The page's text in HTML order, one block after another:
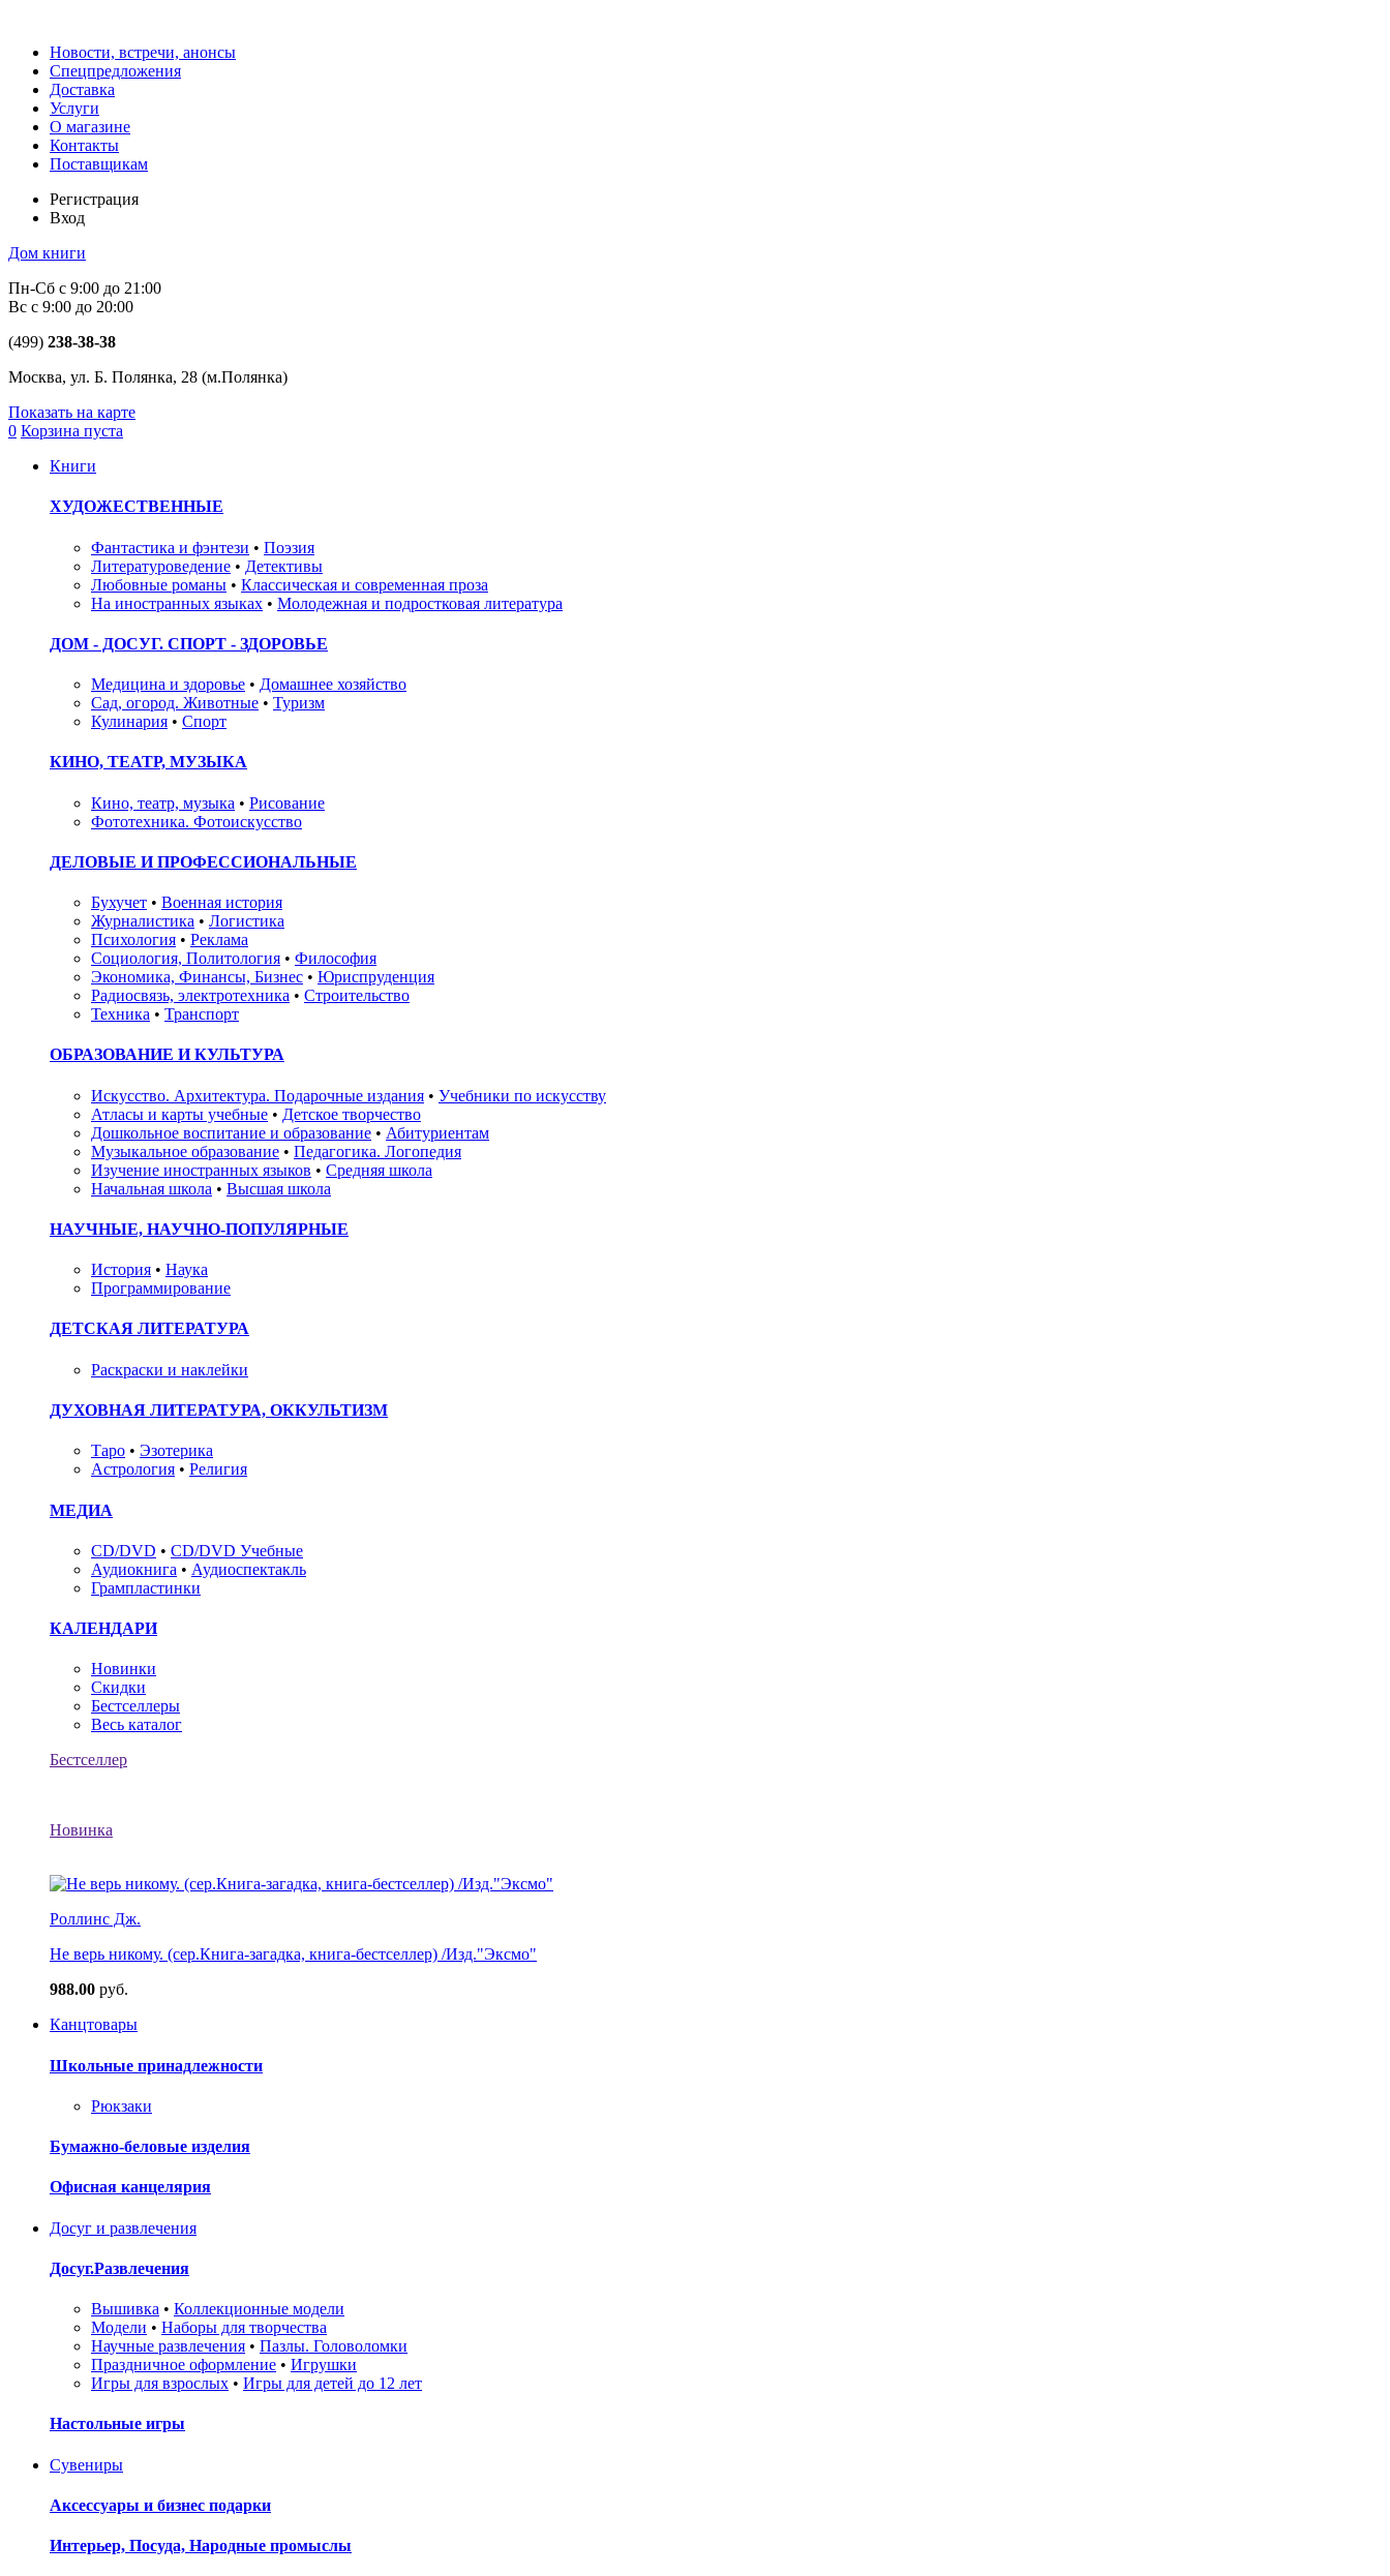
Новости, встречи, анонсы
Спецпредложения
Доставка
Услуги
О магазине
Контакты
Поставщикам
Регистрация
Вход
Дом книги
Пн-Сб с 9:00 до 21:00
Вс с 9:00 до 20:00
(499) 238-38-38
Москва, ул. Б. Полянка, 28 (м.Полянка)
Показать на карте
0 Корзина пуста
Книги
ХУДОЖЕСТВЕННЫЕ
Фантастика и фэнтези • Поэзия
Литературоведение • Детективы
Любовные романы • Классическая и современная проза
На иностранных языках • Молодежная и подростковая литература
ДОМ - ДОСУГ. СПОРТ - ЗДОРОВЬЕ
Медицина и здоровье • Домашнее хозяйство
Сад, огород. Животные • Туризм
Кулинария • Спорт
КИНО, ТЕАТР, МУЗЫКА
Кино, театр, музыка • Рисование
Фототехника. Фотоискусство
ДЕЛОВЫЕ И ПРОФЕССИОНАЛЬНЫЕ
Бухучет • Военная история
Журналистика • Логистика
Психология • Реклама
Социология, Политология • Философия
Экономика, Финансы, Бизнес • Юриспруденция
Радиосвязь, электротехника • Строительство
Техника • Транспорт
ОБРАЗОВАНИЕ И КУЛЬТУРА
Искусство. Архитектура. Подарочные издания • Учебники по искусству
Атласы и карты учебные • Детское творчество
Дошкольное воспитание и образование • Абитуриентам
Музыкальное образование • Педагогика. Логопедия
Изучение иностранных языков • Средняя школа
Начальная школа • Высшая школа
НАУЧНЫЕ, НАУЧНО-ПОПУЛЯРНЫЕ
История • Наука
Программирование
ДЕТСКАЯ ЛИТЕРАТУРА
Раскраски и наклейки
ДУХОВНАЯ ЛИТЕРАТУРА, ОККУЛЬТИЗМ
Таро • Эзотерика
Астрология • Религия
МЕДИА
CD/DVD • CD/DVD Учебные
Аудиокнига • Аудиоспектакль
Грампластинки
КАЛЕНДАРИ
Новинки
Скидки
Бестселлеры
Весь каталог
Бестселлер
Новинка
Роллинс Дж.
Не верь никому. (сер.Книга-загадка, книга-бестселлер) /Изд."Эксмо"
988.00 руб.
Канцтовары
Школьные принадлежности
Рюкзаки
Бумажно-беловые изделия
Офисная канцелярия
Досуг и развлечения
Досуг.Развлечения
Вышивка • Коллекционные модели
Модели • Наборы для творчества
Научные развлечения • Пазлы. Головоломки
Праздничное оформление • Игрушки
Игры для взрослых • Игры для детей до 12 лет
Настольные игры
Сувениры
Аксессуары и бизнес подарки
Интерьер, Посуда, Народные промыслы